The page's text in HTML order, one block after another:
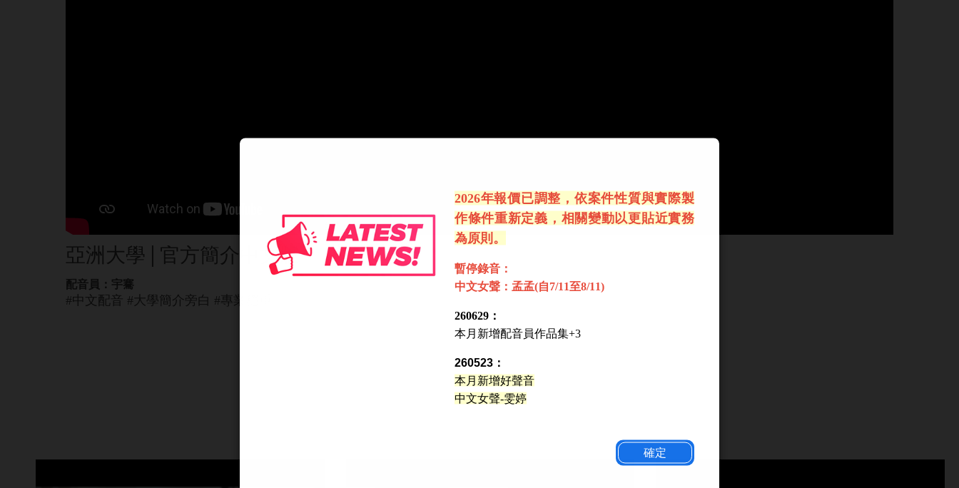
2026年報價已調整，依案件性質與實際製
作條件重新定義，相關變動以更貼近實務
為原則。
暫停錄音：
中文女聲：孟孟(自7/11至8/11)
260629：
本月新增配音員作品集+3
260523：
本月新增好聲音
中文女聲-雯婷
確定
亞洲大學│官方簡介中文版
配音員：宇騫
#中文配音 #大學簡介旁白 #專業穩重